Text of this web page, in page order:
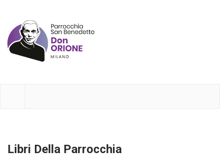
Libri Della Parrocchia